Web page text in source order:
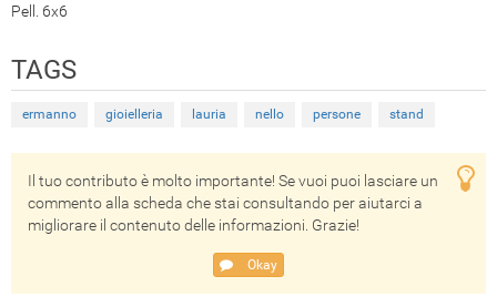
Pell. 6x6
TAGS
ermanno gioielleria lauria nello persone stand
Il tuo contributo è molto importante! Se vuoi puoi lasciare un
commento alla scheda che stai consultando per aiutarci a
migliorare il contenuto delle informazioni. Grazie!
Okay